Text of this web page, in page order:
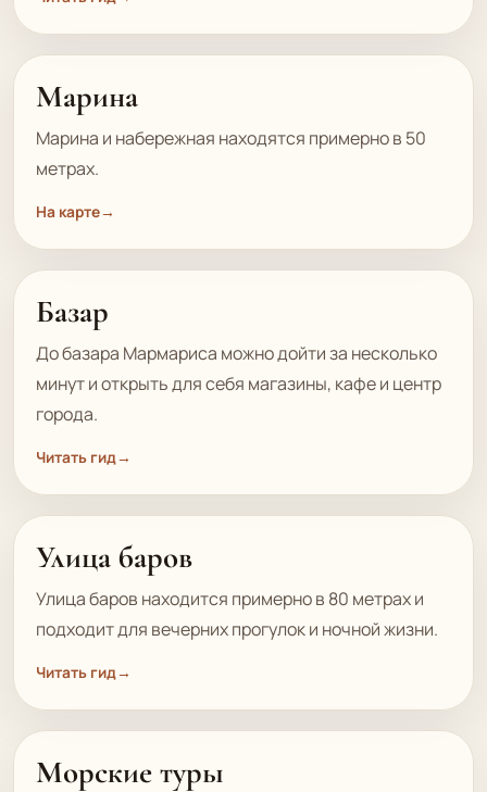
Марина
Марина и набережная находятся примерно в 50
метрах.
На карте→
Базар
До базара Мармариса можно дойти за несколько
минут и открыть для себя магазины, кафе и центр
города.
Читать гид→
Улица баров
Улица баров находится примерно в 80 метрах и
подходит для вечерних прогулок и ночной жизни.
Читать гид→
Морские туры